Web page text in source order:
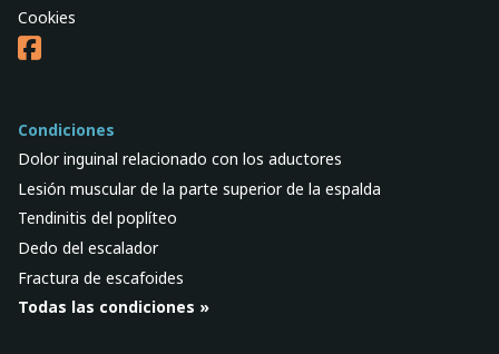
Cookies
Condiciones
Dolor inguinal relacionado con los aductores
Lesión muscular de la parte superior de la espalda
Tendinitis del poplíteo
Dedo del escalador
Fractura de escafoides
Todas las condiciones »